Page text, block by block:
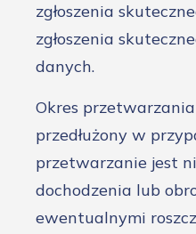
zgłoszenia
zgłoszenia
danych.
Okres
przedłużony w
przetwarzanie jest
dochodzenia lub
ewentualnymi